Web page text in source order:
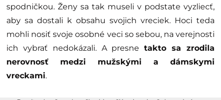
spodničkou. Ženy sa tak museli v podstate vyzliecť,
aby sa dostali k obsahu svojich vreciek. Hoci teda
mohli nosiť svoje osobné veci so sebou, na verejnosti
ich vybrať nedokázali. A presnetakto sa zrodila
nerovnosť medzi mužskými a dámskymi
vreckami.